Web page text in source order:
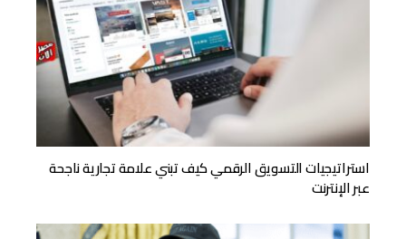
استراتيجيات التسويق الرقمي كيف تبني علامة تجارية ناجحة
عبر الإنترنت